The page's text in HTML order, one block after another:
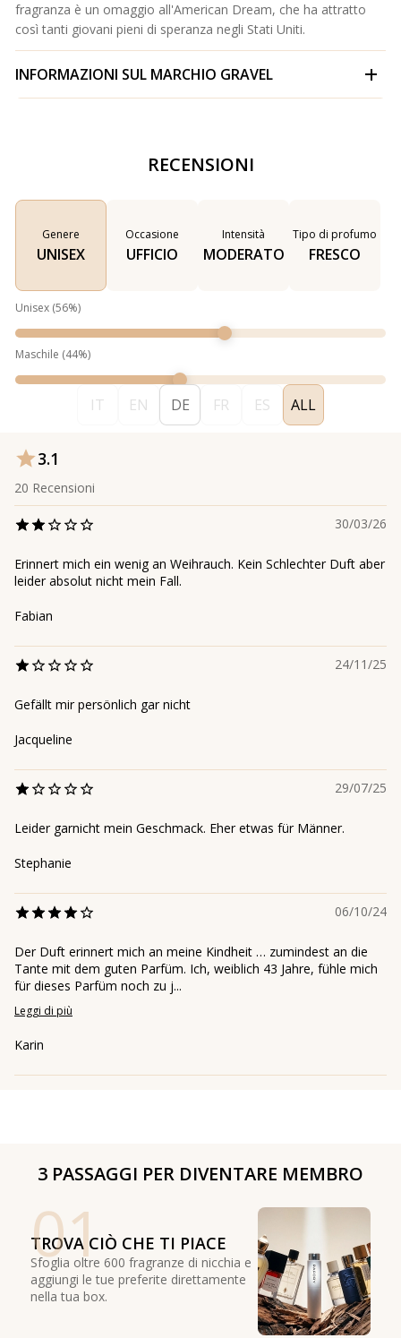
fragranza è un omaggio all'American Dream, che ha attratto
così tanti giovani pieni di speranza negli Stati Uniti.
INFORMAZIONI SUL MARCHIO GRAVEL
RECENSIONI
Genere
UNISEX
Occasione
UFFICIO
Intensità
MODERATO
Tipo di profumo
FRESCO
Unisex (56%)
Maschile (44%)
IT EN DE FR ES ALL
3.1
20 Recensioni
30/03/26
Erinnert mich ein wenig an Weihrauch. Kein Schlechter Duft aber
leider absolut nicht mein Fall.
Fabian
24/11/25
Gefällt mir persönlich gar nicht
Jacqueline
29/07/25
Leider garnicht mein Geschmack. Eher etwas für Männer.
Stephanie
06/10/24
Der Duft erinnert mich an meine Kindheit … zumindest an die
Tante mit dem guten Parfüm. Ich, weiblich 43 Jahre, fühle mich
für dieses Parfüm noch zu j...
Leggi di più
Karin
3 PASSAGGI PER DIVENTARE MEMBRO
01
TROVA CIÒ CHE TI PIACE
Sfoglia oltre 600 fragranze di nicchia e
aggiungi le tue preferite direttamente
nella tua box.